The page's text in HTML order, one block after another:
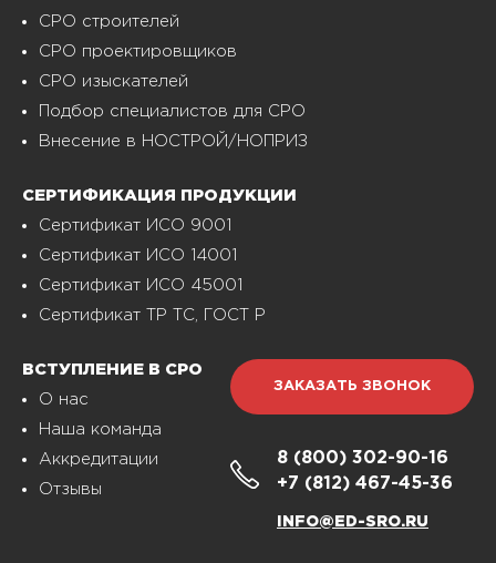
СРО строителей
СРО проектировщиков
СРО изыскателей
Подбор специалистов для СРО
Внесение в НОСТРОЙ/НОПРИЗ
СЕРТИФИКАЦИЯ ПРОДУКЦИИ
Сертификат ИСО 9001
Сертификат ИСО 14001
Сертификат ИСО 45001
Сертификат ТР ТС, ГОСТ Р
ВСТУПЛЕНИЕ В СРО
О нас
Наша команда
Аккредитации
Отзывы
ЗАКАЗАТЬ ЗВОНОК
8 (800) 302-90-16
+7 (812) 467-45-36
INFO@ED-SRO.RU